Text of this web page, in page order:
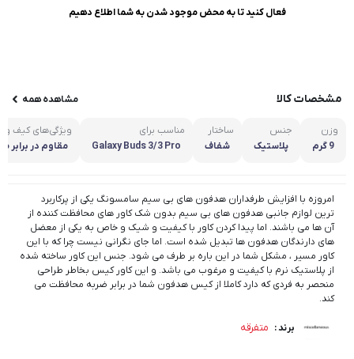
فعال کنید تا به محض موجود شدن به شما اطلاع دهیم
مشخصات کالا مشاهده همه
وزن
9 گرم
جنس
پلاستیک
ساختار
شفاف
مناسب برای
Galaxy Buds 3/3 Pro
ویژگی‌های کیف و
مقاوم در برابر
امروزه با افزایش طرفداران هدفون های بی سیم سامسونگ یکی از پرکاربرد
ترین لوازم جانبی هدفون های بی سیم بدون شک کاور های محافظت کننده از
آن ها می باشند. اما پیدا کردن کاور با کیفیت و شیک و خاص به یکی از معضل
های دارندگان هدفون ها تبدیل شده است. اما جای نگرانی نیست چرا که با این
کاور مسیر ، مشکل شما در این باره بر طرف می شود. جنس این کاور ساخته شده
از پلاستیک نرم با کیفیت و مرغوب می باشد. و این کاور کیس بخاطر طراحی
منحصر به فردی که دارد کاملا از کیس هدفون شما در برابر ضربه محافظت می
کند.
برند : متفرقه